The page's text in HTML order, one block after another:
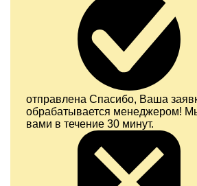
отправлена Спасибо, Ваша
обрабатывается менеджером!
вами в течение 30 минут.